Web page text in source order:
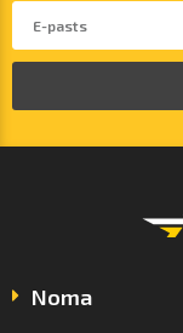
Noma